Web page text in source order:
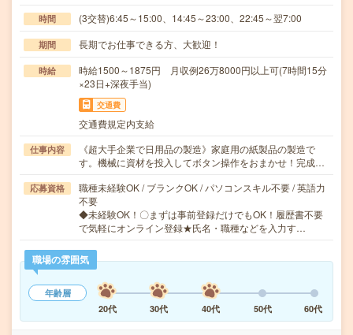
時間 (3交替)6:45～15:00、14:45～23:00、22:45～翌7:00
期間 長期でお仕事できる方、大歓迎！
時給
時給1500～1875円 月収例26万8000円以上可(7時間15分
×23日+深夜手当)
交通費
交通費規定内支給
仕事内容
《超大手企業で日用品の製造》家庭用の紙製品の製造で
す。機械に資材を投入してボタン操作をおまかせ！完成…
応募資格
職種未経験OK / ブランクOK / パソコンスキル不要 / 英語力
不要
◆未経験OK！〇まずは事前登録だけでもOK！履歴書不要
で気軽にオンライン登録★氏名・職種などを入力す…
職場の雰囲気
年齢層
20代
30代 40代 50代 60代